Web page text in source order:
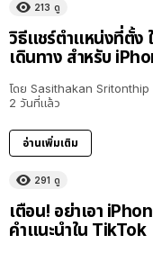
213 ดู
วิธีแชร์ตำแหน่งที่ตั้ง
เดินทาง สำหรับ
โดย Sasithakan Sritonthip
2 วันที่แล้ว
อ่านเพิ่มเติม
291 ดู
เตือน! อย่าเอา
คำแนะนำใน TikTok